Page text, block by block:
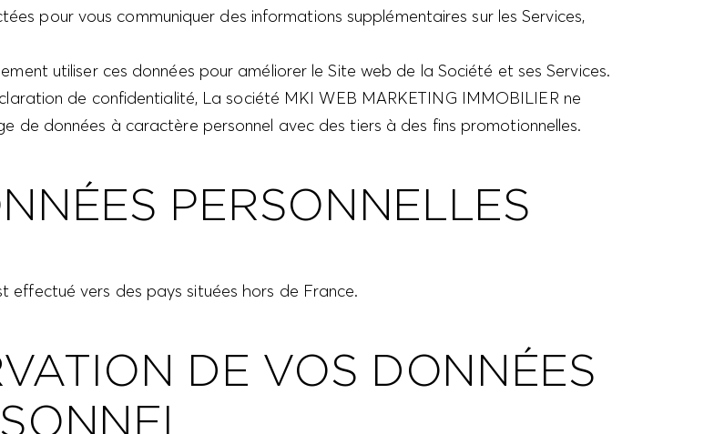
pour vous communiquer des informations supplémentaires sur les Services,
utiliser ces données pour améliorer le Site web de la Société et ses Services.
de confidentialité, La société MKI WEB MARKETING IMMOBILIER ne
de données à caractère personnel avec des tiers à des fins promotionnelles.
PERSONNELLES
effectué vers des pays situées hors de France.
DE VOS DONNÉES